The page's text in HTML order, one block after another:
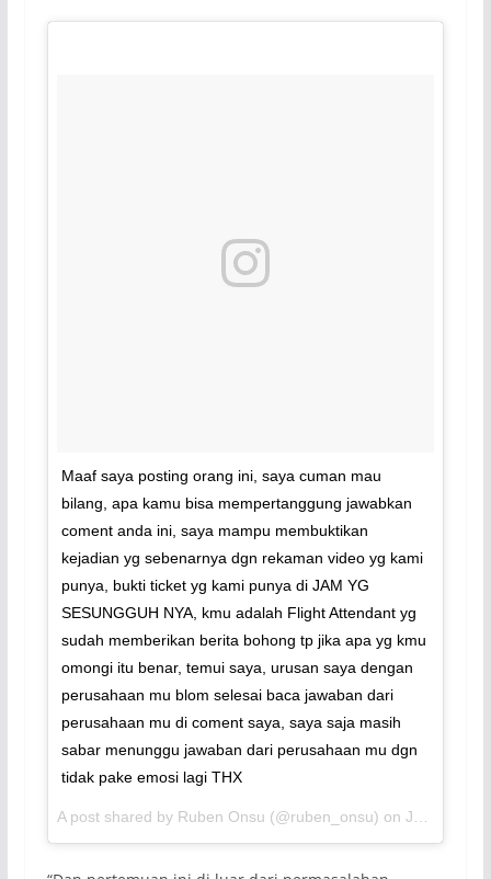
Maaf saya posting orang ini, saya cuman mau
bilang, apa kamu bisa mempertanggung jawabkan
coment anda ini, saya mampu membuktikan
kejadian yg sebenarnya dgn rekaman video yg kami
punya, bukti ticket yg kami punya di JAM YG
SESUNGGUH NYA, kmu adalah Flight Attendant yg
sudah memberikan berita bohong tp jika apa yg kmu
omongi itu benar, temui saya, urusan saya dengan
perusahaan mu blom selesai baca jawaban dari
perusahaan mu di coment saya, saya saja masih
sabar menunggu jawaban dari perusahaan mu dgn
tidak pake emosi lagi THX
A post shared by Ruben Onsu (@ruben_onsu) on Jul 3, 2017 at 1:05am PDT